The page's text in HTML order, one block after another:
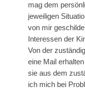
mag dem
jeweiligen
von mir
Interessen der
Von der
eine Mail
sie aus dem
ich mich bei